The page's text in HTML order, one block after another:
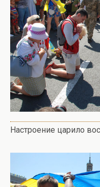
Настроение царило